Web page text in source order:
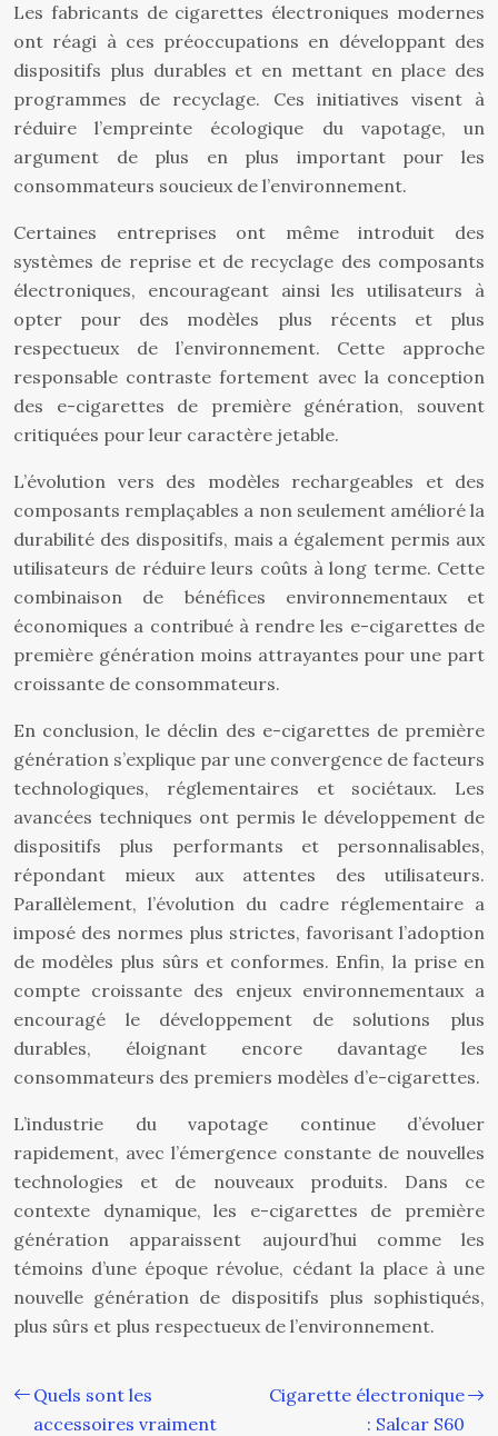
Les fabricants de cigarettes électroniques modernes
ont réagi à ces préoccupations en développant des
dispositifs plus durables et en mettant en place des
programmes de recyclage. Ces initiatives visent à
réduire l’empreinte écologique du vapotage, un
argument de plus en plus important pour les
consommateurs soucieux de l’environnement.
Certaines entreprises ont même introduit des
systèmes de reprise et de recyclage des composants
électroniques, encourageant ainsi les utilisateurs à
opter pour des modèles plus récents et plus
respectueux de l’environnement. Cette approche
responsable contraste fortement avec la conception
des e-cigarettes de première génération, souvent
critiquées pour leur caractère jetable.
L’évolution vers des modèles rechargeables et des
composants remplaçables a non seulement amélioré la
durabilité des dispositifs, mais a également permis aux
utilisateurs de réduire leurs coûts à long terme. Cette
combinaison de bénéfices environnementaux et
économiques a contribué à rendre les e-cigarettes de
première génération moins attrayantes pour une part
croissante de consommateurs.
En conclusion, le déclin des e-cigarettes de première
génération s’explique par une convergence de facteurs
technologiques, réglementaires et sociétaux. Les
avancées techniques ont permis le développement de
dispositifs plus performants et personnalisables,
répondant mieux aux attentes des utilisateurs.
Parallèlement, l’évolution du cadre réglementaire a
imposé des normes plus strictes, favorisant l’adoption
de modèles plus sûrs et conformes. Enfin, la prise en
compte croissante des enjeux environnementaux a
encouragé le développement de solutions plus
durables, éloignant encore davantage les
consommateurs des premiers modèles d’e-cigarettes.
L’industrie du vapotage continue d’évoluer
rapidement, avec l’émergence constante de nouvelles
technologies et de nouveaux produits. Dans ce
contexte dynamique, les e-cigarettes de première
génération apparaissent aujourd’hui comme les
témoins d’une époque révolue, cédant la place à une
nouvelle génération de dispositifs plus sophistiqués,
plus sûrs et plus respectueux de l’environnement.
Quels sont les
accessoires vraiment
Cigarette électronique
: Salcar S60